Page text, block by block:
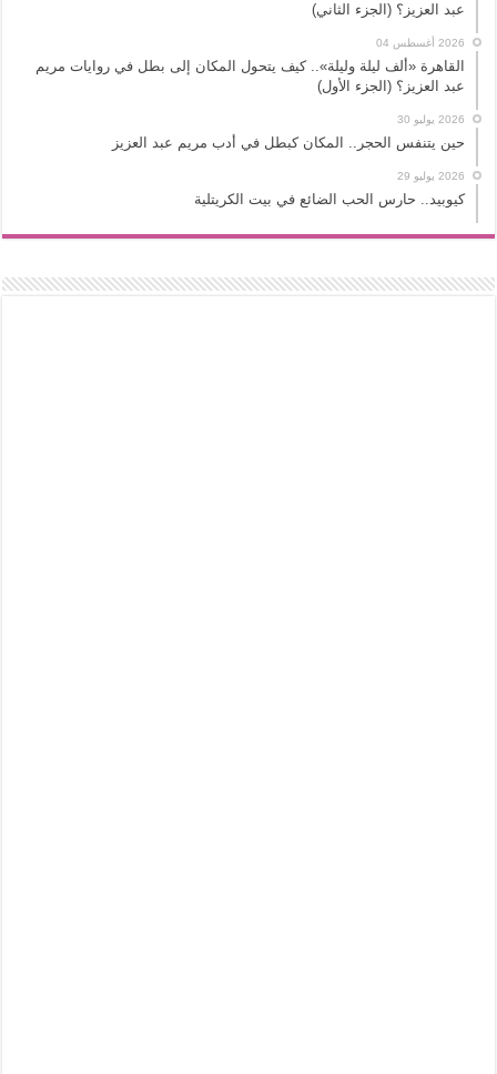
عبد العزيز؟ (الجزء الثاني)
2026 أغسطس 04
القاهرة «ألف ليلة وليلة».. كيف يتحول المكان إلى بطل في روايات مريم
عبد العزيز؟ (الجزء الأول)
2026 يوليو 30
حين يتنفس الحجر.. المكان كبطل في أدب مريم عبد العزيز
2026 يوليو 29
كيوبيد.. حارس الحب الضائع في بيت الكريتلية